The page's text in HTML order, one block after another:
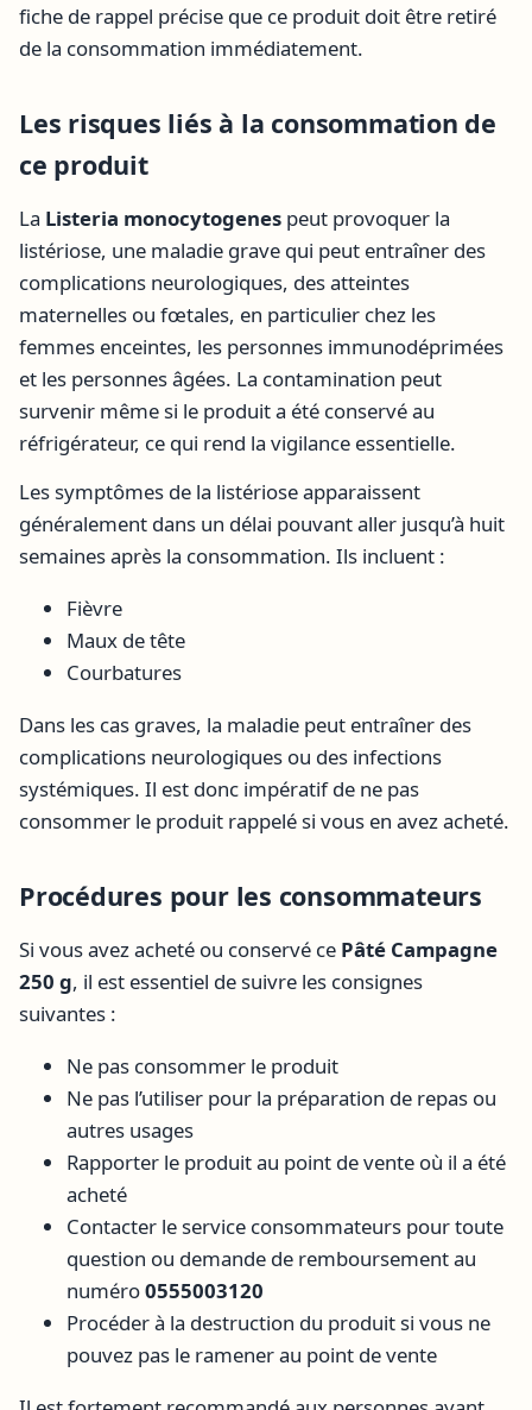
fiche de rappel précise que ce produit doit être retiré
de la consommation immédiatement.
Les risques liés à la consommation de
ce produit
La Listeria monocytogenes peut provoquer la
listériose, une maladie grave qui peut entraîner des
complications neurologiques, des atteintes
maternelles ou fœtales, en particulier chez les
femmes enceintes, les personnes immunodéprimées
et les personnes âgées. La contamination peut
survenir même si le produit a été conservé au
réfrigérateur, ce qui rend la vigilance essentielle.
Les symptômes de la listériose apparaissent
généralement dans un délai pouvant aller jusqu’à huit
semaines après la consommation. Ils incluent :
Fièvre
Maux de tête
Courbatures
Dans les cas graves, la maladie peut entraîner des
complications neurologiques ou des infections
systémiques. Il est donc impératif de ne pas
consommer le produit rappelé si vous en avez acheté.
Procédures pour les consommateurs
Si vous avez acheté ou conservé ce Pâté Campagne
250 g, il est essentiel de suivre les consignes
suivantes :
Ne pas consommer le produit
Ne pas l’utiliser pour la préparation de repas ou
autres usages
Rapporter le produit au point de vente où il a été
acheté
Contacter le service consommateurs pour toute
question ou demande de remboursement au
numéro0555003120
Procéder à la destruction du produit si vous ne
pouvez pas le ramener au point de vente